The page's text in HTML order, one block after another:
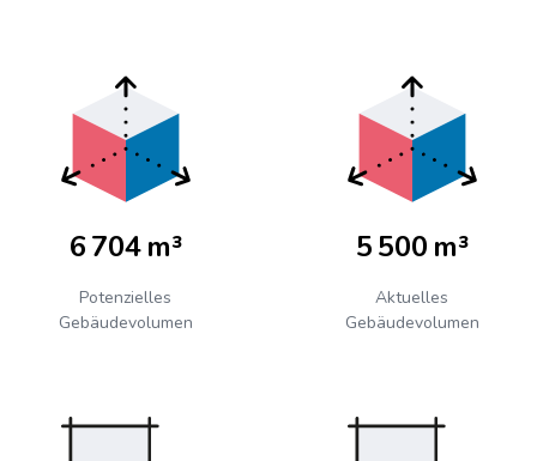
6 704 m³
Potenzielles
Gebäudevolumen
5 500 m³
Aktuelles
Gebäudevolumen